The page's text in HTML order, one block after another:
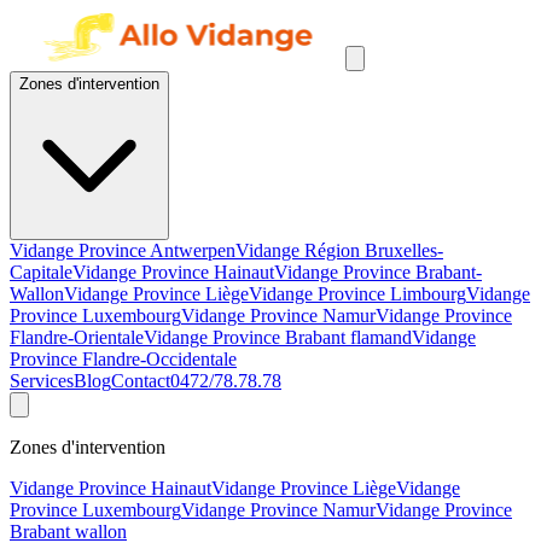
Zones d'intervention
Vidange Province AntwerpenVidange Région Bruxelles-
CapitaleVidange Province HainautVidange Province Brabant-
WallonVidange Province LiègeVidange Province LimbourgVidange
Province LuxembourgVidange Province NamurVidange Province
Flandre-OrientaleVidange Province Brabant flamandVidange
Province Flandre-Occidentale
ServicesBlogContact0472/78.78.78
Zones d'intervention
Vidange Province HainautVidange Province LiègeVidange
Province LuxembourgVidange Province NamurVidange Province
Brabant wallon